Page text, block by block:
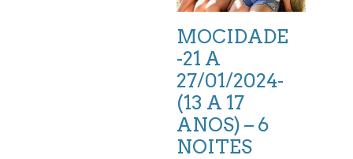
MOCIDADE
-21 A
27/01/2024-
(13 A 17
ANOS) – 6
NOITES